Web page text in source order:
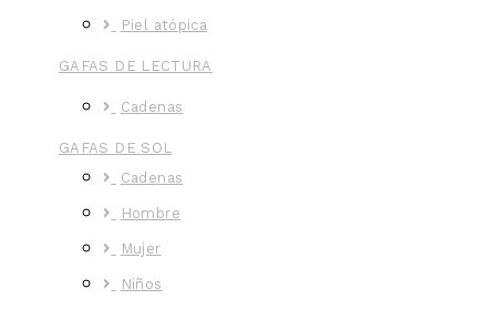
Piel atópica
GAFAS DE LECTURA
Cadenas
GAFAS DE SOL
Cadenas
Hombre
Mujer
Niños